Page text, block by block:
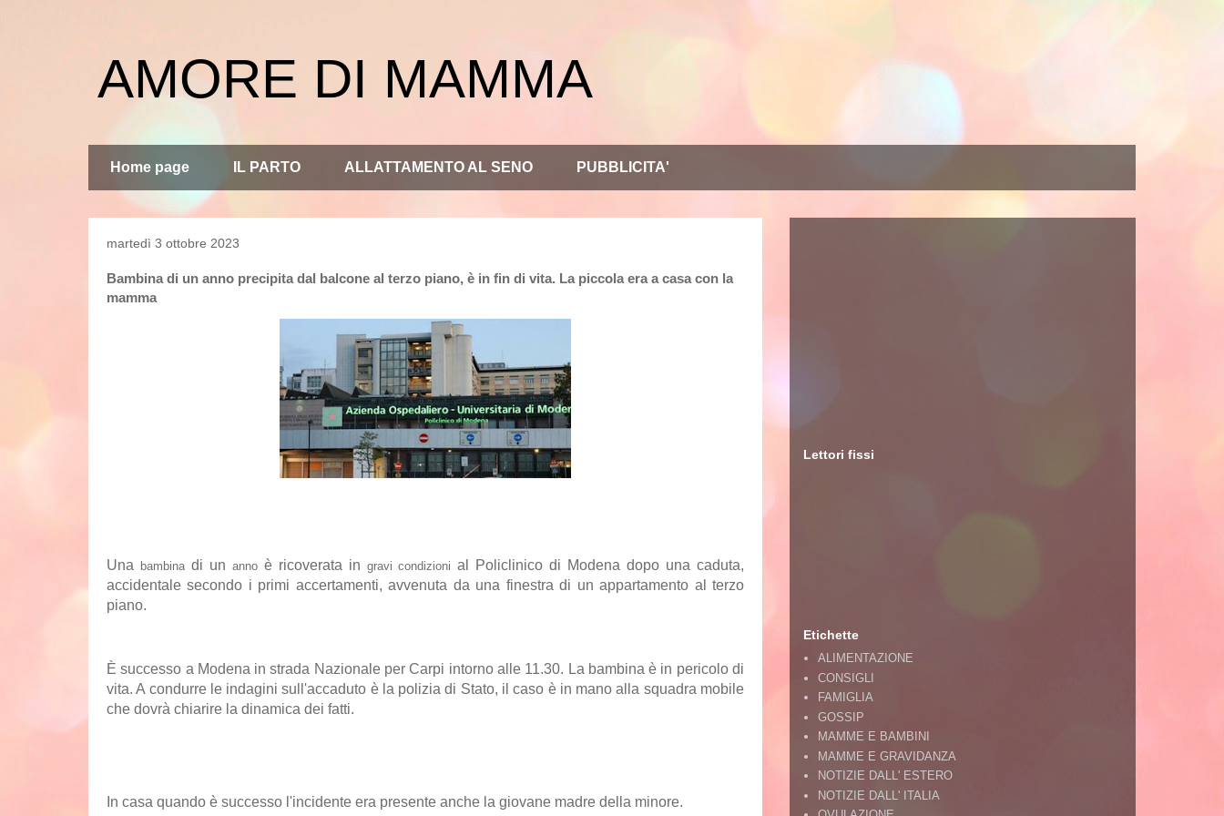
AMORE DI MAMMA
Home page IL PARTO ALLATTAMENTO AL SENO PUBBLICITA'
martedì 3 ottobre 2023
Bambina di un anno precipita dal balcone al terzo piano, è in fin di vita. La piccola era a casa con la
mamma
Una bambinadi un annoè ricoverata in gravi condizioni al Policlinicodi Modena dopo una caduta,
accidentale secondo i primi accertamenti, avvenuta da una finestra di un appartamento al terzo
piano.
È successo a Modena in strada Nazionale per Carpi intorno alle 11.30. La bambina è in pericolo di
vita. A condurre le indagini sull'accaduto è la polizia di Stato, il caso è in mano alla squadra mobile
che dovrà chiarire la dinamica dei fatti.
In casa quando è successo l'incidente era presente anche la giovane madre della minore.
Lettori fissi
Etichette
ALIMENTAZIONE
CONSIGLI
FAMIGLIA
GOSSIP
MAMME E BAMBINI
MAMME E GRAVIDANZA
NOTIZIE DALL' ESTERO
NOTIZIE DALL' ITALIA